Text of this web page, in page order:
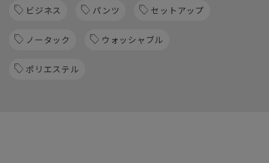
ビジネス パンツ セットアップ
ノータック ウォッシャブル
ポリエステル